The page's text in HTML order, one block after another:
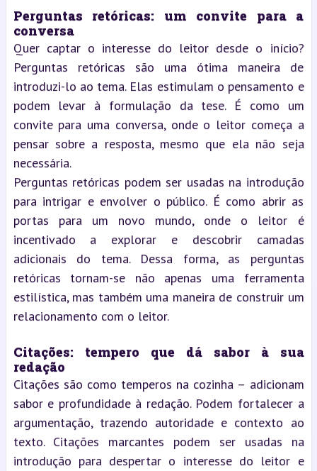
Perguntas retóricas: um convite para a
conversa
Quer captar o interesse do leitor desde o início?
Perguntas retóricas são uma ótima maneira de
introduzi-lo ao tema. Elas estimulam o pensamento e
podem levar à formulação da tese. É como um
convite para uma conversa, onde o leitor começa a
pensar sobre a resposta, mesmo que ela não seja
necessária.
Perguntas retóricas podem ser usadas na introdução
para intrigar e envolver o público. É como abrir as
portas para um novo mundo, onde o leitor é
incentivado a explorar e descobrir camadas
adicionais do tema. Dessa forma, as perguntas
retóricas tornam-se não apenas uma ferramenta
estilística, mas também uma maneira de construir um
relacionamento com o leitor.
Citações: tempero que dá sabor à sua
redação
Citações são como temperos na cozinha – adicionam
sabor e profundidade à redação. Podem fortalecer a
argumentação, trazendo autoridade e contexto ao
texto. Citações marcantes podem ser usadas na
introdução para despertar o interesse do leitor e